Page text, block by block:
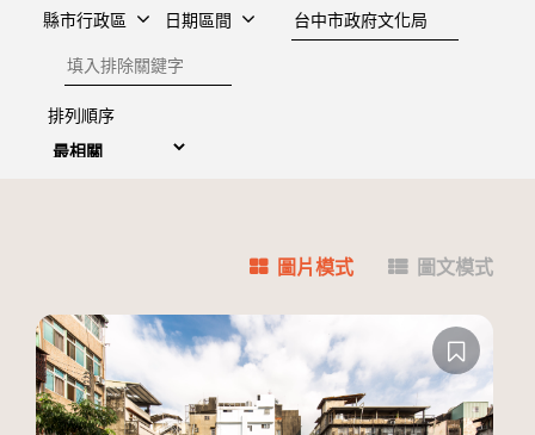
縣市行政區 日期區間
建檔單位
排除關鍵字
排列順序
圖片模式 圖文模式